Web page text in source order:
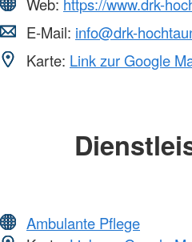
E-Mail: info@drk-
Karte: Link zur Google
Ambulante Pflege